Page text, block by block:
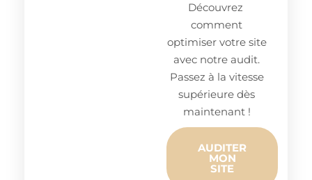
Découvrez
comment
optimiser votre site
avec notre audit.
Passez à la vitesse
supérieure dès
maintenant !
AUDITER
MON
SITE